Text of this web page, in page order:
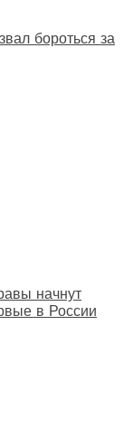
бороться за
начнут
в России